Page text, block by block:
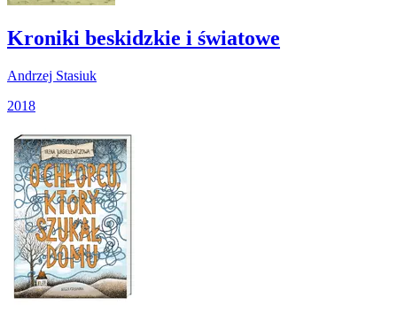
Kroniki beskidzkie i światowe
Andrzej Stasiuk
2018